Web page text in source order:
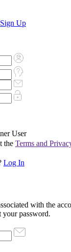
Sign Up
User
the Terms and
Log In
with the
your password.